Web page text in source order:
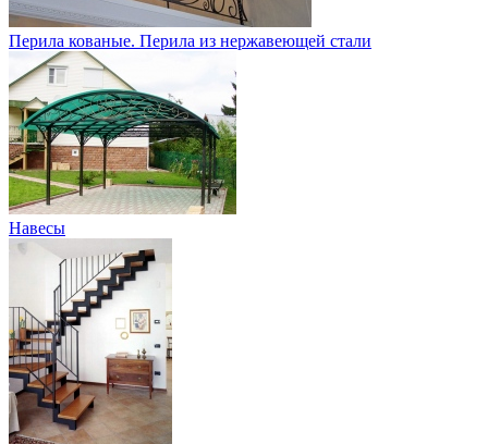
Перила кованые. Перила из нержавеющей стали
Навесы